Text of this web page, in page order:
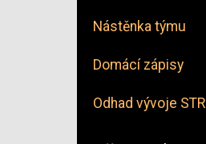
Nástěnka týmu
Domácí zápisy
Odhad vývoje STR